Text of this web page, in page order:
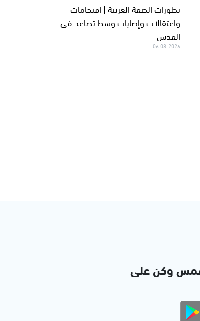
تطورات الضفة الغربية | اقتحامات
واعتقالات وإصابات وسط تصاعد في
القدس
06.08.2026
وكن على